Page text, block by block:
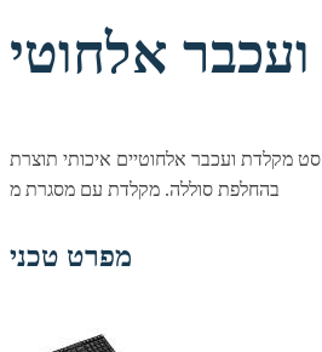
סט מקלדת ועכבר אלחוטיים איכותי תוצרת rapoo. דגם x1800 בצבע שחור. הסט כולל מקלדת עם לוח מקשים בשפה עברית ואנגלית, עכבר אלחוטי סימטרי מדוייק. סט אלחוטי איכותי המאפשר עבודה ממושכת ללא צורך
בהחלפת סוללה. מקלדת עם מסגרת מ
מפרט טכני